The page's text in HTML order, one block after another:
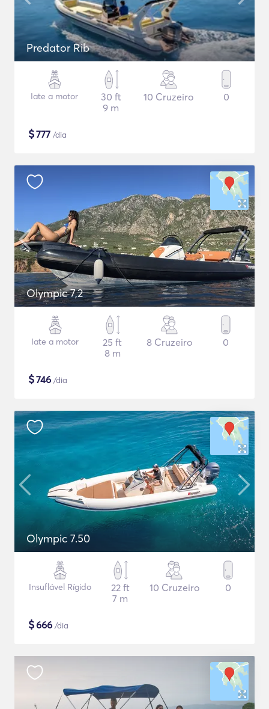
Predator Rib
Iate a motor
30 ft
9 m
10 Cruzeiro 0
$777 /dia
Olympic 7,2
Iate a motor
25 ft
8 m
8 Cruzeiro 0
$746 /dia
Olympic 7.50
Insuflável Rígido
22 ft
7 m
10 Cruzeiro 0
$666 /dia